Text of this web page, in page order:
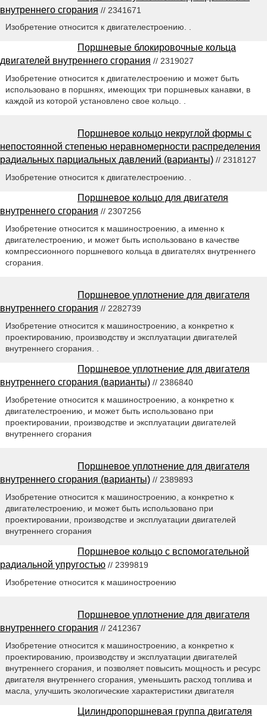
внутреннего сгорания // 2341671
Изобретение относится к двигателестроению. .
Поршневые блокировочные кольца
двигателей внутреннего сгорания // 2319027
Изобретение относится к двигателестроению и может быть
использовано в поршнях, имеющих три поршневых канавки, в
каждой из которой установлено свое кольцо. .
Поршневое кольцо некруглой формы с
непостоянной степенью неравномерности распределения
радиальных парциальных давлений (варианты) // 2318127
Изобретение относится к двигателестроению. .
Поршневое кольцо для двигателя
внутреннего сгорания // 2307256
Изобретение относится к машиностроению, а именно к
двигателестроению, и может быть использовано в качестве
компрессионного поршневого кольца в двигателях внутреннего
сгорания.
Поршневое уплотнение для двигателя
внутреннего сгорания // 2282739
Изобретение относится к машиностроению, а конкретно к
проектированию, производству и эксплуатации двигателей
внутреннего сгорания. .
Поршневое уплотнение для двигателя
внутреннего сгорания (варианты) // 2386840
Изобретение относится к машиностроению, а конкретно к
двигателестроению, и может быть использовано при
проектировании, производстве и эксплуатации двигателей
внутреннего сгорания
Поршневое уплотнение для двигателя
внутреннего сгорания (варианты) // 2389893
Изобретение относится к машиностроению, а конкретно к
двигателестроению, и может быть использовано при
проектировании, производстве и эксплуатации двигателей
внутреннего сгорания
Поршневое кольцо с вспомогательной
радиальной упругостью // 2399819
Изобретение относится к машиностроению
Поршневое уплотнение для двигателя
внутреннего сгорания // 2412367
Изобретение относится к машиностроению, а конкретно к
проектированию, производству и эксплуатации двигателей
внутреннего сгорания, и позволяет повысить мощность и ресурс
двигателя внутреннего сгорания, уменьшить расход топлива и
масла, улучшить экологические характеристики двигателя
Цилиндропоршневая группа двигателя